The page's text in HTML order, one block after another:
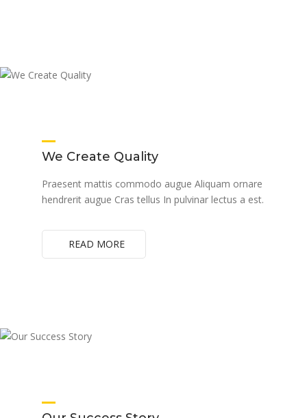
We Create Quality
Praesent mattis commodo augue Aliquam ornare
hendrerit augue Cras tellus In pulvinar lectus a est.
READ MORE